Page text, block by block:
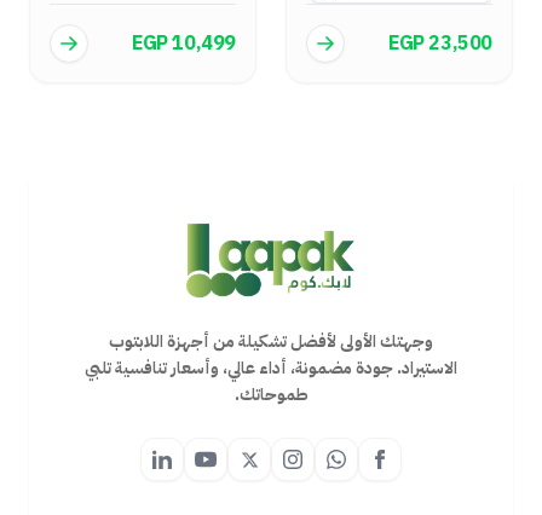
EGP 23,500
EGP 10,499
وجهتك الأولى لأفضل تشكيلة من أجهزة اللابتوب
الاستيراد. جودة مضمونة، أداء عالي، وأسعار تنافسية تلبي
طموحاتك.